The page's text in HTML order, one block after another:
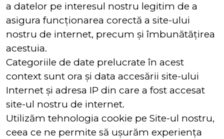
a datelor pe interesul nostru legitim de a
asigura funcționarea corectă a site-ului
nostru de internet, precum și îmbunătățirea
acestuia.
Categoriile de date prelucrate în acest
context sunt ora și data accesării site-ului
Internet și adresa IP din care a fost accesat
site-ul nostru de internet.
Utilizăm tehnologia cookie pe Site-ul nostru,
ceea ce ne permite să ușurăm experiența